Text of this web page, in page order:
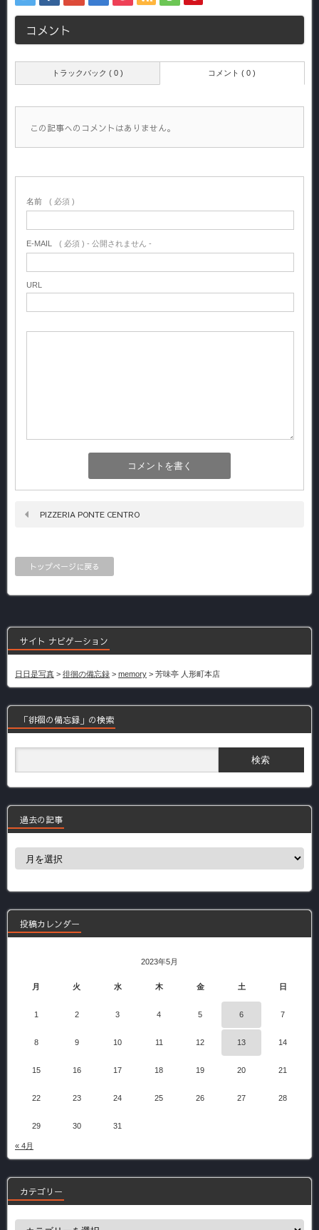
コメント
トラックバック ( 0 ) コメント ( 0 )
この記事へのコメントはありません。
名前 ( 必須 )
E-MAIL ( 必須 ) - 公開されません -
URL
PIZZERIA PONTE CENTRO
トップページに戻る
サイト ナビゲーション
日日是写真 > 徘徊の備忘録 > memory > 芳味亭 人形町本店
「徘徊の備忘録」の検索
過去の記事
事
投稿カレンダー
2023年5月
月 火 水 木 金 土 日
1 2 3 4 5 6 7
8 9 10 11 12 13 14
15 16 17 18 19 20 21
22 23 24 25 26 27 28
29 30 31
« 4月
カテゴリー